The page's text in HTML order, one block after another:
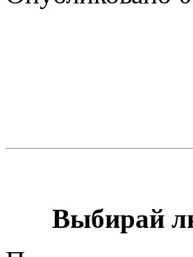
Выбирай